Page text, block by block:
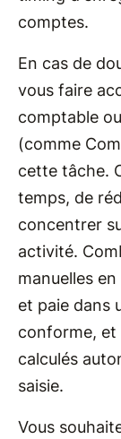
comptes.
En cas de
vous faire
comptable
(comme
cette tâche.
temps, de
concentrer
activité.
manuelles
et paie dans
conforme, et
calculés
saisie.
Vous